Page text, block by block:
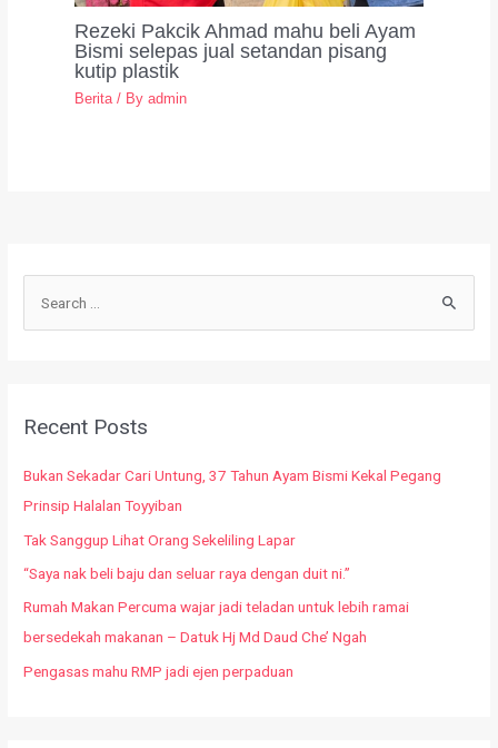
Rezeki Pakcik Ahmad mahu beli Ayam
Bismi selepas jual setandan pisang
kutip plastik
Berita / Byadmin
Recent Posts
Bukan Sekadar Cari Untung, 37 Tahun Ayam Bismi Kekal Pegang
Prinsip Halalan Toyyiban
Tak Sanggup Lihat Orang Sekeliling Lapar
“Saya nak beli baju dan seluar raya dengan duit ni.”
Rumah Makan Percuma wajar jadi teladan untuk lebih ramai
bersedekah makanan – Datuk Hj Md Daud Che’ Ngah
Pengasas mahu RMP jadi ejen perpaduan